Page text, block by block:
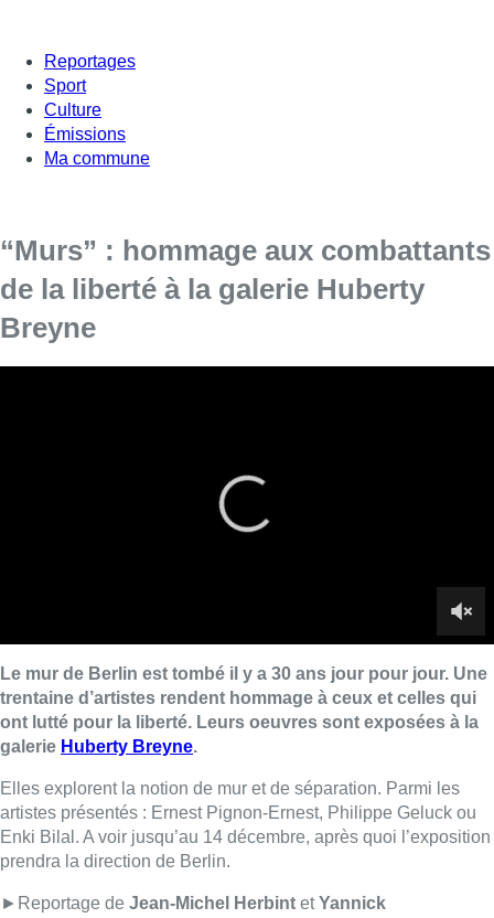
Reportages
Sport
Culture
Émissions
Ma commune
“Murs” : hommage aux combattants
de la liberté à la galerie Huberty
Breyne
Elles explorent la notion de mur et de séparation. Parmi les
artistes présentés : Ernest Pignon-Ernest, Philippe Geluck ou
Lire aussi :
La 718e plantation du Meyboom
célébrée sous les vivats à Bruxelles